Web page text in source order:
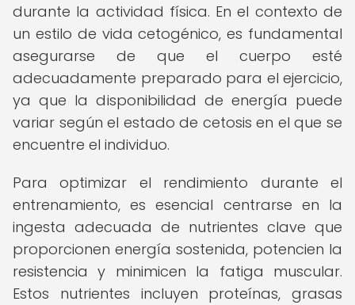
durante la actividad física. En el contexto de
un estilo de vida cetogénico, es fundamental
asegurarse de que el cuerpo esté
adecuadamente preparado para el ejercicio,
ya que la disponibilidad de energía puede
variar según el estado de cetosis en el que se
encuentre el individuo.
Para optimizar el rendimiento durante el
entrenamiento, es esencial centrarse en la
ingesta adecuada de nutrientes clave que
proporcionen energía sostenida, potencien la
resistencia y minimicen la fatiga muscular.
Estos nutrientes incluyen proteínas, grasas